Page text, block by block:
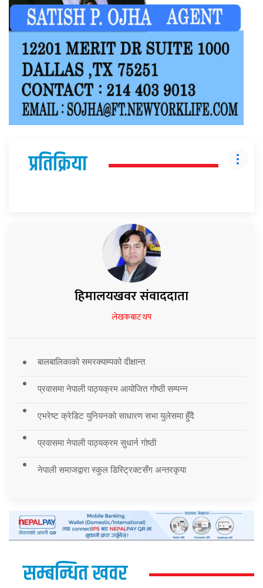
प्रतिक्रिया
हिमालयखवर संवाददाता
लेखकबाट थप
बालबालिकाको समरक्याम्पको दीक्षान्त
प्रवासमा नेपाली पाठ्यक्रम आयोजित गोष्ठी सम्पन्न
एभरेष्ट क्रेडिट युनियनको साधारण सभा युलेसमा हुँदै
प्रवासमा नेपाली पाठ्यक्रम सुधार्न गोष्ठी
नेपाली समाजद्वारा स्कुल डिस्ट्रिक्टसँग अन्तरकृया
सम्बन्धित खवर